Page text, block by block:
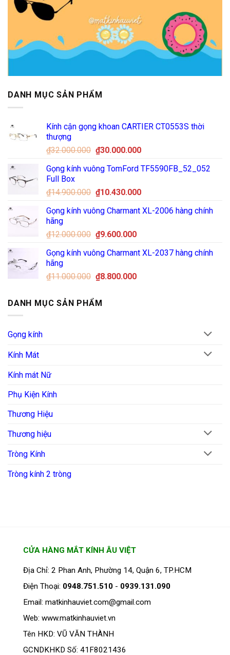
DANH MỤC SẢN PHẨM
Kính cận gọng khoan CARTIER CT0553S thời
thượng
₫32.000.000 Giá
là:
₫30.000.000Giá
tại
₫30.000.000.
Gọng kính vuông TomFord TF5590FB_52_052
Full Box
₫14.900.000 Giá
là:
₫10.430.000Giá
tại
Gọng kính vuông Charmant XL-2006 hàng chính
hãng
₫12.000.000 Giá
là:
₫9.600.000Giá
tại
₫9.600.000.
Gọng kính vuông Charmant XL-2037 hàng chính
hãng
₫11.000.000 Giá
₫11.000.000.
₫8.800.000Giá
DANH MỤC SẢN PHẨM
Gọng kính
Kính Mát
Kính mát Nữ
Phụ Kiện Kính
Thương Hiệu
Thương hiệu
Tròng Kính
Tròng kính 2 tròng
CỬA HÀNG MẮT KÍNH ÂU VIỆT
Địa Chỉ: 2 Phan Anh, Phường 14, Quận 6, TP.HCM
Điện Thoại: 0948.751.510 - 0939.131.090
Email: matkinhauviet.com@gmail.com
Web: www.matkinhauviet.vn
Tên HKD: VŨ VĂN THÀNH
GCNDKHKD Số: 41F8021436